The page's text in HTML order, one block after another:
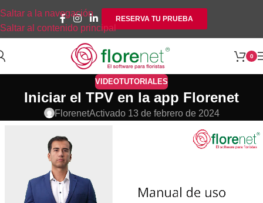
Saltar a la navegación
Saltar al contenido principal
RESERVA TU PRUEBA
0
VIDEOTUTORIALES
Iniciar el TPV en la app Florenet
FlorenetActivado 13 de febrero de 2024